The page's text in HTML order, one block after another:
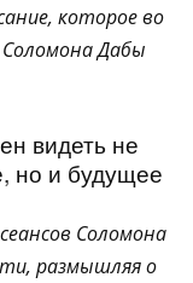
которое во
Соломона Дабы
видеть не
но и будущее
Соломона
размышляя о